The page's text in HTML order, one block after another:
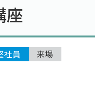
座
社員 来場